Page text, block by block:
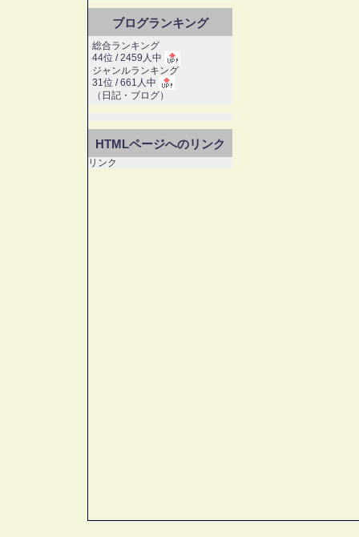
ブログランキング
総合ランキング
44位 / 2459人中
ジャンルランキング
31位 / 661人中
（ 日記・ブログ）
HTMLページへのリンク
リンク